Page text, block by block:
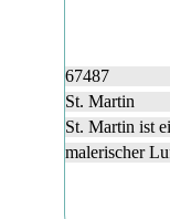
67487
St. Martin
St. Martin ist
malerischer